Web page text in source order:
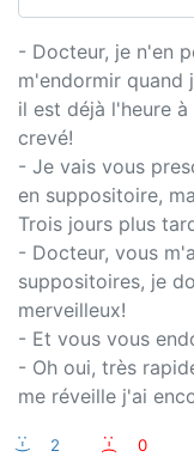
- Docteur, je n'en
m'endormir quand
il est déjà l'heure
crevé!
- Je vais vous
en suppositoire,
Trois jours plus
- Docteur, vous
suppositoires, je
merveilleux!
- Et vous vous
- Oh oui, très
me réveille j'ai
:-) 2 :-(
0